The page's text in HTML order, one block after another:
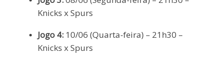
Knicks x Spurs
Jogo 4:10/06 (Quarta-feira) – 21h30 –
Knicks x Spurs